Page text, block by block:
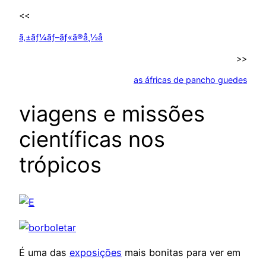
<<
ã‚±ãƒ¼ãƒ–ãƒ«ã®å¸½å­
>>
as áfricas de pancho guedes
viagens e missões
científicas nos
trópicos
É uma das exposições mais bonitas para ver em